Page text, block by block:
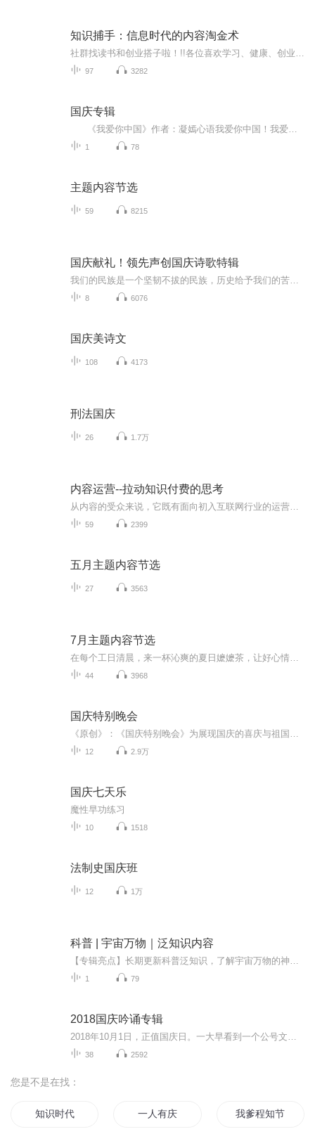
知识捕手：信息时代的内容淘金术
97 3282
国庆专辑
1 78
主题内容节选
59 8215
国庆献礼！领先声创国庆诗歌特辑
8 6076
国庆美诗文
108 4173
刑法国庆
26 1.7万
内容运营--拉动知识付费的思考
59 2399
五月主题内容节选
27 3563
7月主题内容节选
44 3968
国庆特别晚会
12 2.9万
国庆七天乐
魔性早功练习
10 1518
法制史国庆班
12 1万
科普 | 宇宙万物｜泛知识内容
1 79
2018国庆吟诵专辑
38 2592
您是不是在找：
知识时代 一人有庆 我爹程知节